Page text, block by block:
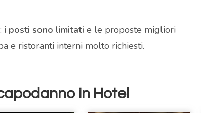
: i posti sono limitati e le proposte migliori
e ristoranti interni molto richiesti.
in Hotel